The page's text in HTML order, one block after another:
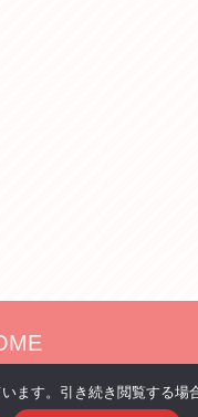
イバシーポリシー
す。引き続き閲覧する場